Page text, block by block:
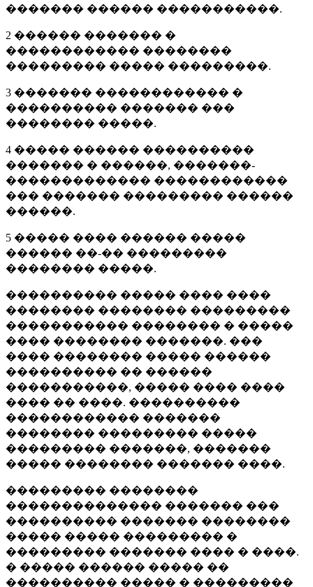
������� ������ �����������.
2 ������ ������� �
������������ ��������
��������� ����� ���������.
3 ������� ������������ �
���������� ������� ���
�������� �����.
4 ����� ������ ����������
������� � ������, �������-
������������� ������������
��� ������� ��������� ������
������.
5 ����� ���� ������ �����
������ ��-�� ���������
�������� �����.
���������� ����� ���� ����
�������� �������� ���������
����������� �������� � �����
���� �������� �������. ���
���� �������� ����� ������
���������� �� ������
�����������, ����� ���� ����
���� �� ����. ����������
������������ �������
�������� ��������� �����
��������� �������, �������
����� �������� ������� ����.
��������� ��������
�������������� ������� ���
���������� ������� ��������
����� ����� ��������� �
��������� ������� ���� � ����.
� ����� ������ ����� ��
���������� ����� � ���������